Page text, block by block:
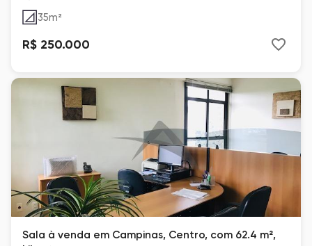
35m²
R$ 250.000
Sala à venda em Campinas, Centro, com 62.4 m²,